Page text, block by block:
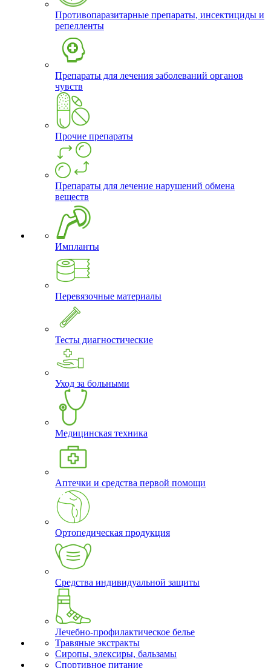
Противопаразитарные препараты, инсектициды и
репелленты
Препараты для лечения заболеваний органов
чувств
Прочие препараты
Препараты для лечение нарушений обмена
веществ
Импланты
Перевязочные материалы
Тесты диагностические
Уход за больными
Медицинская техника
Аптечки и средства первой помощи
Ортопедическая продукция
Средства индивидуальной защиты
Лечебно-профилактическое белье
Травяные экстракты
Сиропы, элексиры, бальзамы
Спортивное питание